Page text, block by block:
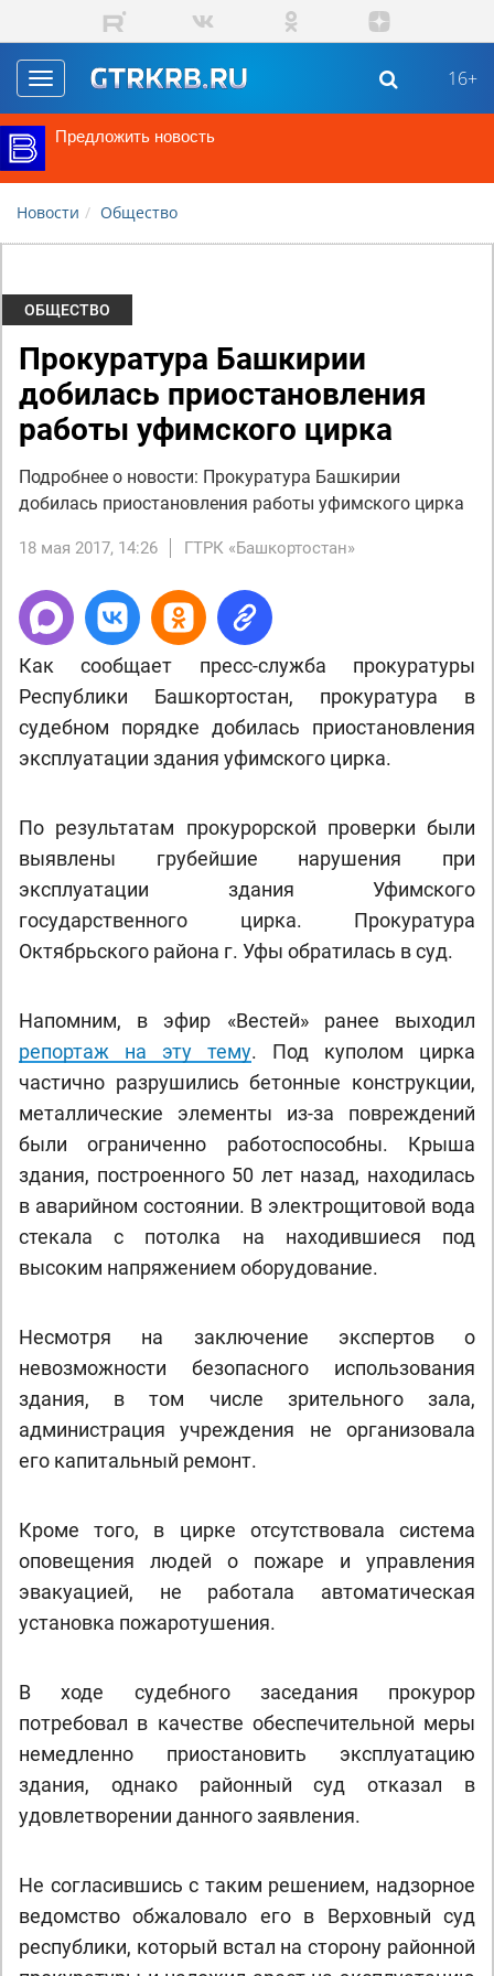
Перейти к основному содержанию
Toggle
navigation
16+
Предложить новость
Новости Общество
ОБЩЕСТВО
Прокуратура Башкирии
добилась приостановления
работы уфимского цирка
Подробнее о новости: Прокуратура Башкирии
добилась приостановления работы уфимского цирка
18 мая 2017, 14:26 ГТРК «Башкортостан»
Как сообщает пресс-служба прокуратуры
Республики Башкортостан, прокуратура в
судебном порядке добилась приостановления
эксплуатации здания уфимского цирка.
По результатам прокурорской проверки были
выявлены грубейшие нарушения при
эксплуатации здания Уфимского
государственного цирка. Прокуратура
Октябрьского района г. Уфы обратилась в суд.
Напомним, в эфир «Вестей» ранее выходил
репортаж на эту тему. Под куполом цирка
частично разрушились бетонные конструкции,
металлические элементы из-за повреждений
были ограниченно работоспособны. Крыша
здания, построенного 50 лет назад, находилась
в аварийном состоянии. В электрощитовой вода
стекала с потолка на находившиеся под
высоким напряжением оборудование.
Несмотря на заключение экспертов о
невозможности безопасного использования
здания, в том числе зрительного зала,
администрация учреждения не организовала
его капитальный ремонт.
Кроме того, в цирке отсутствовала система
оповещения людей о пожаре и управления
эвакуацией, не работала автоматическая
установка пожаротушения.
В ходе судебного заседания прокурор
потребовал в качестве обеспечительной меры
немедленно приостановить эксплуатацию
здания, однако районный суд отказал в
удовлетворении данного заявления.
Не согласившись с таким решением, надзорное
ведомство обжаловало его в Верховный суд
республики, который встал на сторону районной